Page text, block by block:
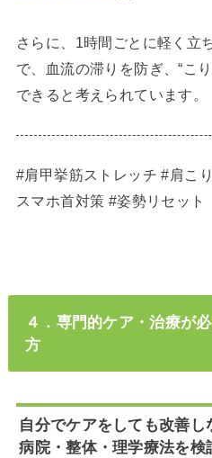
さらに、1時間ごとに軽く立
で、血流の滞りを防ぎ、“こ
できると考えられています。
#肩甲挙筋ストレッチ #肩こ
スマホ首対策 #姿勢リセット
４．専門的ケア・治療が
方
自分でケアをしても改善
病院・整体・理学療法を検